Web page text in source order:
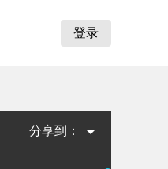
登录
分享到：